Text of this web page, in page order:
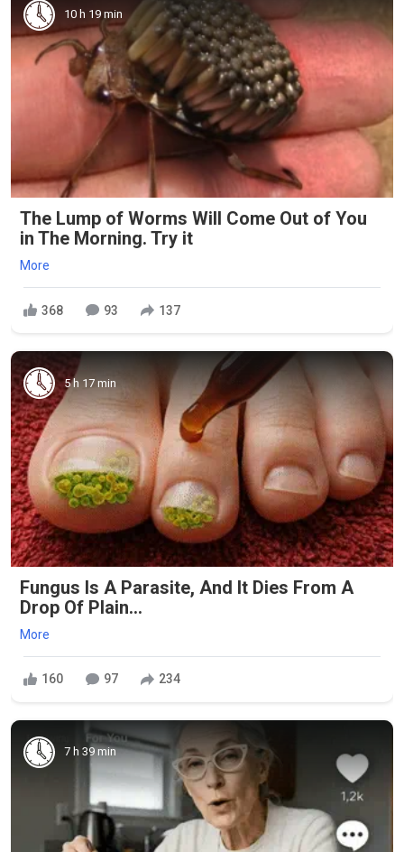
10 h 19 min
The Lump of Worms Will Come Out of You
in The Morning. Try it
More
368 93 137
5 h 17 min
Fungus Is A Parasite, And It Dies From A
Drop Of Plain...
More
160 97 234
7 h 39 min